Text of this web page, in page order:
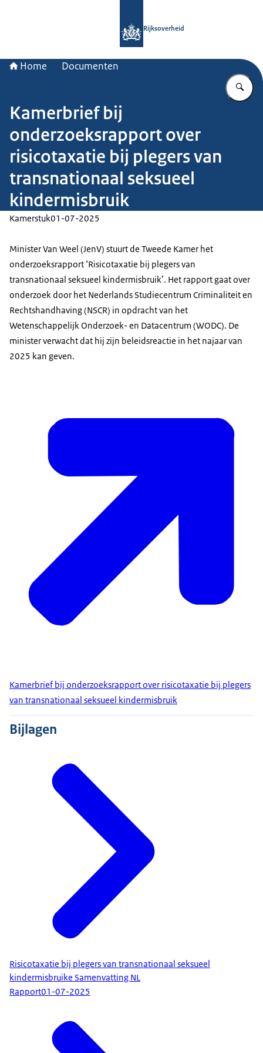
Rijksoverheid
Home Documenten
Kamerbrief bij
onderzoeksrapport over
risicotaxatie bij plegers van
transnationaal seksueel
kindermisbruik
Kamerstuk01-07-2025
Minister Van Weel (JenV) stuurt de Tweede Kamer het
onderzoeksrapport ‘Risicotaxatie bij plegers van
transnationaal seksueel kindermisbruik’. Het rapport gaat over
onderzoek door het Nederlands Studiecentrum Criminaliteit en
Rechtshandhaving (NSCR) in opdracht van het
Wetenschappelijk Onderzoek- en Datacentrum (WODC). De
minister verwacht dat hij zijn beleidsreactie in het najaar van
2025 kan geven.
Kamerbrief bij onderzoeksrapport over risicotaxatie bij plegers
van transnationaal seksueel kindermisbruik
Bijlagen
Risicotaxatie bij plegers van transnationaal seksueel
kindermisbruike Samenvatting NL
Rapport01-07-2025